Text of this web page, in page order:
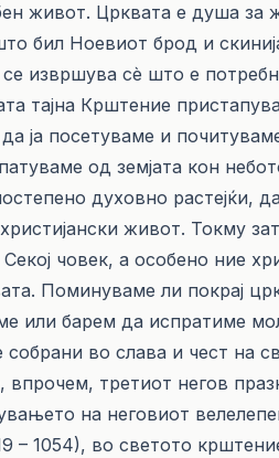
живот. Црквата е душа за
бил Ноевиот брод и
извршува сѐ што е
тајна Крштение
ја посетуваме и
од земјата кон
духовно растејќи,
живот. Токму
човек, а особено ние
Поминуваме ли покрај
или барем да испратиме
во слава и чест на
третиот негов
на неговиот
– 1054), во светото